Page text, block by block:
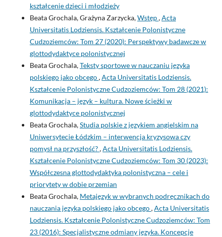
kształcenie dzieci i młodzieży
Beata Grochala, Grażyna Zarzycka,Wstęp,Acta
Universitatis Lodziensis. Kształcenie Polonistyczne
Cudzoziemców: Tom 27 (2020): Perspektywy badawcze w
glottodydaktyce polonistycznej
Beata Grochala,Teksty sportowe w nauczaniu języka
polskiego jako obcego,Acta Universitatis Lodziensis.
Kształcenie Polonistyczne Cudzoziemców: Tom 28 (2021):
Komunikacja – język – kultura. Nowe ścieżki w
glottodydaktyce polonistycznej
Beata Grochala,Studia polskie z językiem angielskim na
Uniwersytecie Łódzkim – interwencja kryzysowa czy
pomysł na przyszłość?,Acta Universitatis Lodziensis.
Kształcenie Polonistyczne Cudzoziemców: Tom 30 (2023):
Współczesna glottodydaktyka polonistyczna – cele i
priorytety w dobie przemian
Beata Grochala, Metajęzyk w wybranych podręcznikach do
nauczania języka polskiego jako obcego,Acta Universitatis
Lodziensis. Kształcenie Polonistyczne Cudzoziemców: Tom
23 (2016): Specjalistyczne odmiany języka. Koncepcje